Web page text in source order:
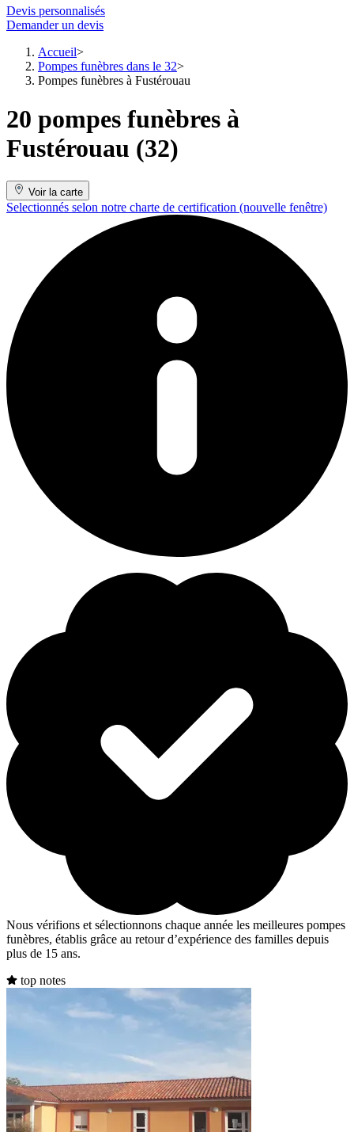
Devis personnalisés
Demander un devis
Accueil
Pompes funèbres dans le 32
Pompes funèbres à Fustérouau
20 pompes funèbres à
Fustérouau (32)
Voir la carte
Selectionnés selon notre charte de certification (nouvelle fenêtre)
Nous vérifions et sélectionnons chaque année les meilleures pompes
funèbres, établis grâce au retour d’expérience des familles depuis
plus de 15 ans.
top notes